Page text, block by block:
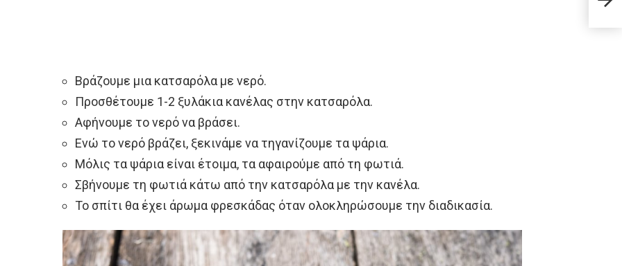
Βράζουμε μια κατσαρόλα με νερό.
Προσθέτουμε 1-2 ξυλάκια κανέλας στην κατσαρόλα.
Αφήνουμε το νερό να βράσει.
Ενώ το νερό βράζει, ξεκινάμε να τηγανίζουμε τα ψάρια.
Μόλις τα ψάρια είναι έτοιμα, τα αφαιρούμε από τη φωτιά.
Σβήνουμε τη φωτιά κάτω από την κατσαρόλα με την κανέλα.
Το σπίτι θα έχει άρωμα φρεσκάδας όταν ολοκληρώσουμε την διαδικασία.